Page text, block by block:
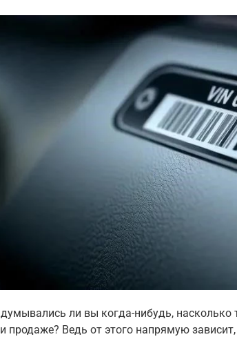
ли вы когда-нибудь, насколько
продаже? Ведь от этого напрямую